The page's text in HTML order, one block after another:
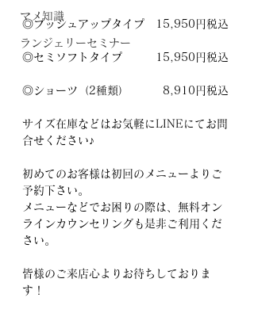
マメ知識
ランジェリーセミナー
◎プッシュアップタイプ　15,950円税込
◎セミソフトタイプ　　　15,950円税込
◎ショーツ（2種類）　　　8,910円税込
サイズ在庫などはお気軽にLINEにてお問
合せください♪
初めてのお客様は初回のメニューよりご
予約下さい。
メニューなどでお困りの際は、無料オン
ラインカウンセリングも是非ご利用くだ
さい。
皆様のご来店心よりお待ちしておりま
す！